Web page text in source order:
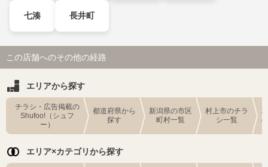
七湊 長井町
この店舗へのその他の経路
エリアから探す
チラシ・広告掲載の
Shufoo!（シュフ
ー）
都道府県から
探す
新潟県の市区
町村一覧
村上市のチラ
シ一覧
エリア×カテゴリから探す